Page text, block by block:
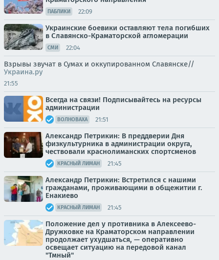
ПАБЛИКИ 22:09
Украинские боевики оставляют тела погибших
в Славянско-Краматорской агломерации
СМИ 22:04
Взрывы звучат в Сумах и оккупированном Славянске//
Украина.ру
21:55
Всегда на связи! Подписывайтесь на ресурсы
администрации
ВОЛНОВАХА 21:51
Александр Петрикин: В преддверии Дня
физкультурника в администрации округа,
чествовали краснолиманских спортсменов
КРАСНЫЙ ЛИМАН 21:45
Александр Петрикин: Встретился с нашими
гражданами, проживающими в общежитии г.
Енакиево
КРАСНЫЙ ЛИМАН 21:45
Положение дел у противника в Алексеево-
Дружковке на Краматорском направлении
продолжает ухудшаться, — оперативно
освещает ситуацию на передовой канал
"Тмный"